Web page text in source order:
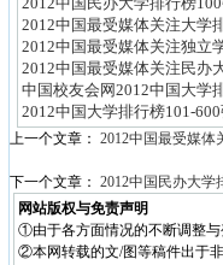
2012中国最受媒体关注大学
2012中国最受媒体关注独立
2012中国最受媒体关注民办
中国校友会网2012中国大学
2012中国大学排行榜101-
上一个文章： 2012中国最受媒体
下一个文章： 2012中国民办大学
网站版权与免责声明
①由于各方面情况的不断调整
②本网转载的文/图等稿件出于